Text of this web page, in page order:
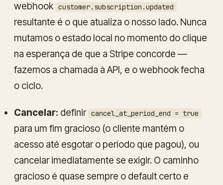
webhook customer.subscription.updated
resultante é o que atualiza o nosso lado. Nunca
mutamos o estado local no momento do clique
na esperança de que a Stripe concorde —
fazemos a chamada à API, e o webhook fecha
o ciclo.
Cancelar: definir cancel_at_period_end = true
para um fim gracioso (o cliente mantém o
acesso até esgotar o período que pagou), ou
cancelar imediatamente se exigir. O caminho
gracioso é quase sempre o default certo e